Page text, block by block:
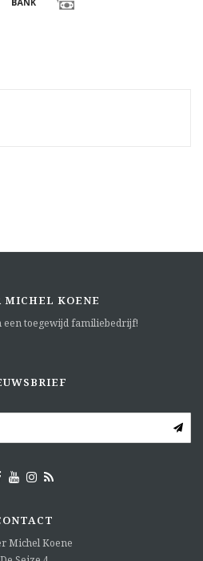
MICHEL KOENE
een toegewijd familiebedrijf!
Michel Koene